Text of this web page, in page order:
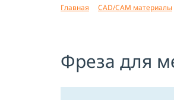
Главная CAD/CAM материалы
Фреза для